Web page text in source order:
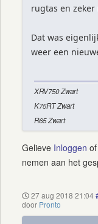
rugtas en
Dat was
weer een
XRV750 Zwart
K75RT Zwart
R65 Zwart
Gelieve Inloggen of
nemen aan het
27 aug 2018 21:04
door Pronto